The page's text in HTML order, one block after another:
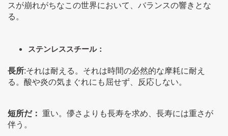
スが崩れがちなこの世界において、バランスの響きとな
る。
ステンレススチール：
長所:それは耐える。それは時間の必然的な摩耗に耐え
る。酸や炎の気まぐれにも屈せず、反応しない。
短所だ： 重い。儚さよりも長寿を求め、長寿には重さが
伴う。